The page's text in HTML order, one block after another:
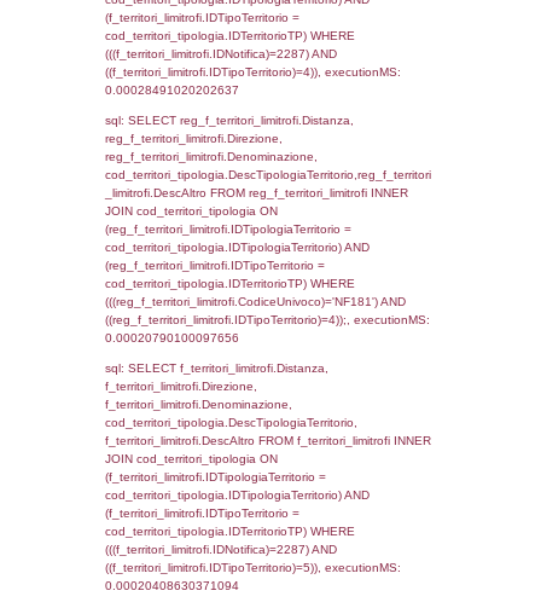
el_regioni.IstRegione) ON
el_comuni.IstComune WHERE
(((f_confini.IDNotifica)=2287));,
0.00019598007202148
sql: SELECT el_regioni.Regione,
el_comuni.Comune,
reg_f_confini INNER JOIN ((el_comuni
el_province ON el_comuni.IstProvincia =
el_province.IstProvincia) INNER JOIN
el_province.IstRegione =
reg_f_confini.IDComune =
0.00020599365234375
sql: SELECT
SEPARATOR '; ') AS DescAltro,
f_territori_limitrofi INNER JOIN
(f_territori_limitrofi.IDTipologiaTerritorio =
cod_territori_tipologia.IDTipologiaTerritorio